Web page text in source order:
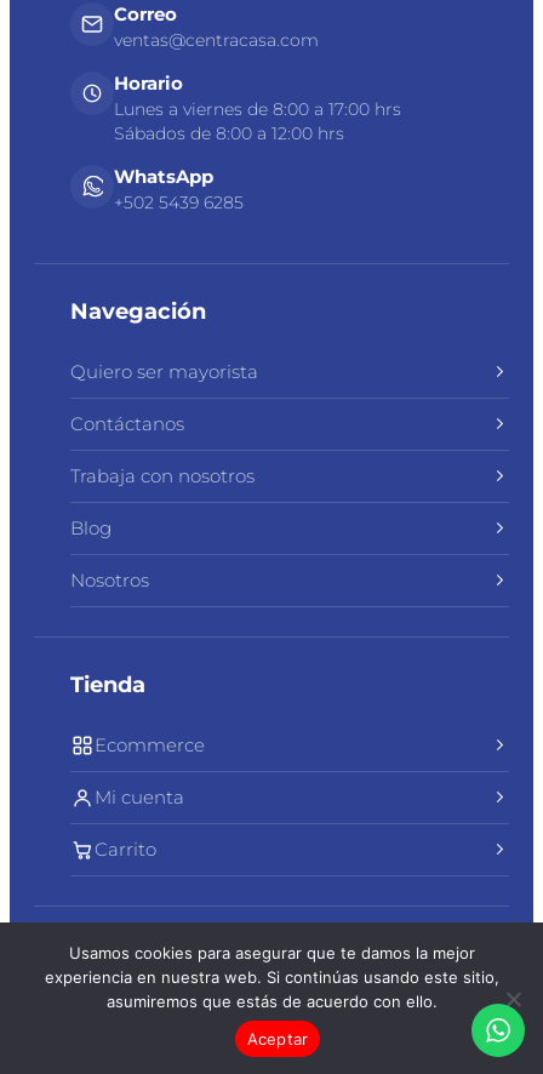
Correo
ventas@centracasa.com
Horario
Lunes a viernes de 8:00 a 17:00 hrs
Sábados de 8:00 a 12:00 hrs
WhatsApp
+502 5439 6285
Navegación
Quiero ser mayorista
Contáctanos
Trabaja con nosotros
Blog
Nosotros
Tienda
Ecommerce
Mi cuenta
Carrito
© 2026 Centracasa S.A. Todos los derechos reservados.
Política de privacidad
Política de cookies
Términos y condiciones
Usamos cookies para asegurar que te damos la mejor
experiencia en nuestra web. Si continúas usando este sitio,
asumiremos que estás de acuerdo con ello.
Aceptar